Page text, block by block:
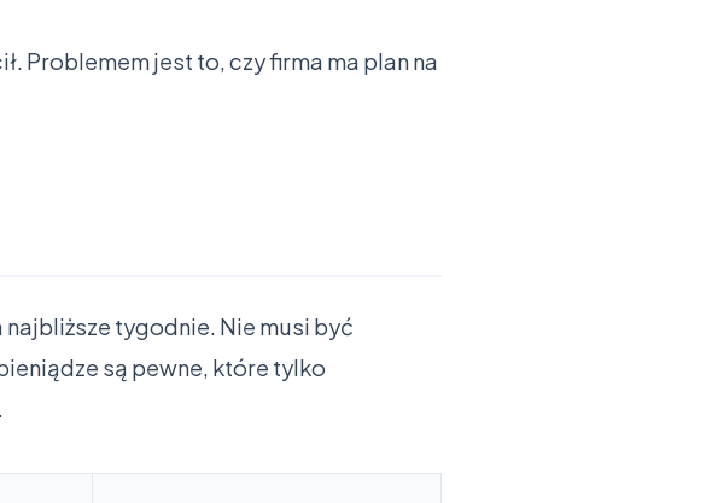
Problemem jest to, czy firma ma plan na
tygodnie. Nie musi być
są pewne, które tylko